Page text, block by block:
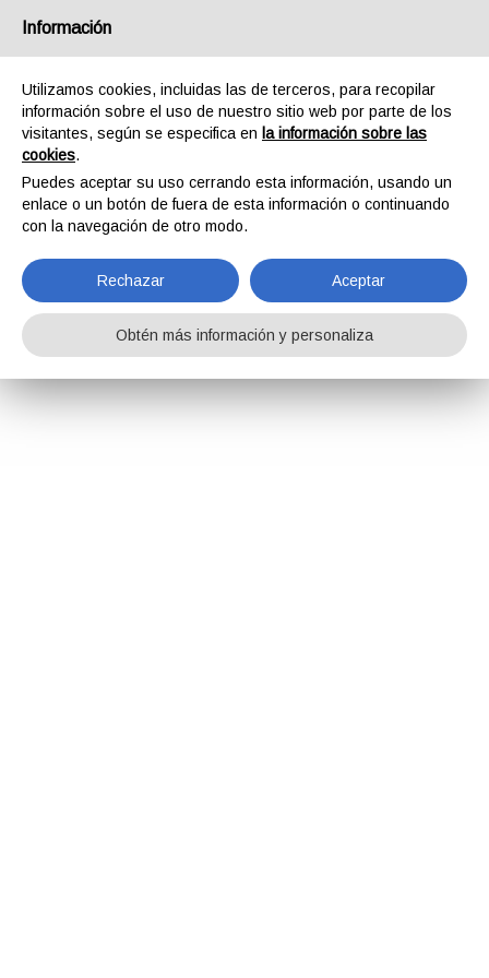
Información
Utilizamos cookies, incluidas las de terceros, para recopilar
información sobre el uso de nuestro sitio web por parte de los
visitantes, según se especifica en la información sobre las
cookies.
Puedes aceptar su uso cerrando esta información, usando un
enlace o un botón de fuera de esta información o continuando
con la navegación de otro modo.
Rechazar Aceptar
Obtén más información y personaliza